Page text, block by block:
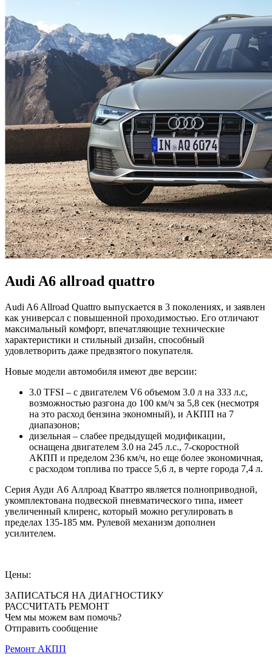
Audi A6 allroad quattro
Audi A6 Allroad Quattro выпускается в 3 поколениях, и заявлен
как универсал с повышенной проходимостью. Его отличают
максимальный комфорт, впечатляющие технические
характеристики и стильный дизайн, способный
удовлетворить даже предвзятого покупателя.
Новые модели автомобиля имеют две версии:
3.0 TFSI – с двигателем V6 объемом 3.0 л на 333 л.с,
возможностью разгона до 100 км/ч за 5,8 сек (несмотря
на это расход бензина экономный), и АКПП на 7
диапазонов;
дизельная – слабее предыдущей модификации,
оснащена двигателем 3.0 на 245 л.с., 7-скоростной
АКПП и пределом 236 км/ч, но еще более экономичная,
с расходом топлива по трассе 5,6 л, в черте города 7,4 л.
Серия Ауди А6 Аллроад Кваттро является полноприводной,
укомплектована подвеской пневматического типа, имеет
увеличенный клиренс, который можно регулировать в
пределах 135-185 мм. Рулевой механизм дополнен
усилителем.
Цены:
ЗАПИСАТЬСЯ НА ДИАГНОСТИКУ
РАССЧИТАТЬ РЕМОНТ
Чем мы можем вам помочь?
Отправить сообщение
Ремонт АКПП